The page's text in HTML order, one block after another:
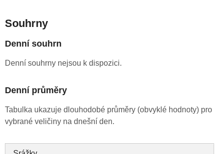
Souhrny
Denní souhrn
Denní souhrny nejsou k dispozici.
Denní průměry
Tabulka ukazuje dlouhodobé průměry (obvyklé hodnoty) pro
vybrané veličiny na dnešní den.